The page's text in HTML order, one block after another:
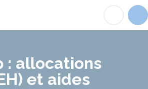
: allocations
et aides